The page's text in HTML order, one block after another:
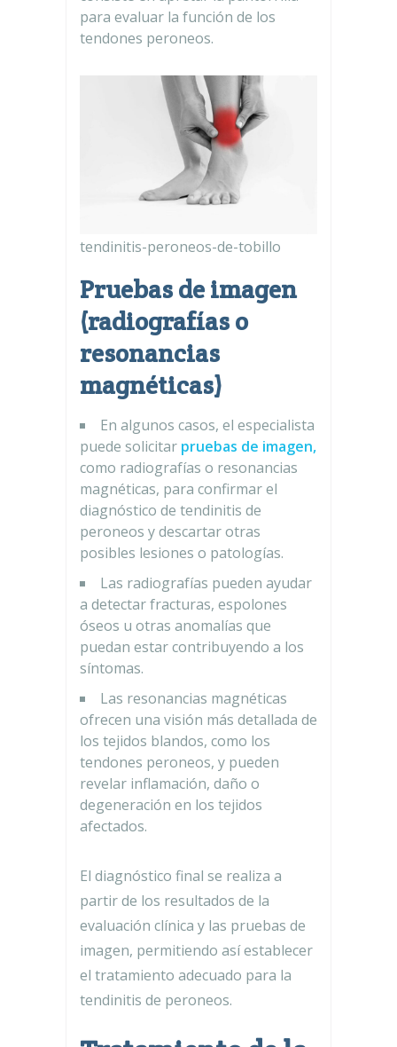
para evaluar la función de los
tendones peroneos.
tendinitis-peroneos-de-tobillo
Pruebas de imagen
(radiografías o
resonancias
magnéticas)
En algunos casos, el especialista
puede solicitar pruebas de imagen,
como radiografías o resonancias
magnéticas, para confirmar el
diagnóstico de tendinitis de
peroneos y descartar otras
posibles lesiones o patologías.
Las radiografías pueden ayudar
a detectar fracturas, espolones
óseos u otras anomalías que
puedan estar contribuyendo a los
síntomas.
Las resonancias magnéticas
ofrecen una visión más detallada de
los tejidos blandos, como los
tendones peroneos, y pueden
revelar inflamación, daño o
degeneración en los tejidos
afectados.
El diagnóstico final se realiza a
partir de los resultados de la
evaluación clínica y las pruebas de
imagen, permitiendo así establecer
el tratamiento adecuado para la
tendinitis de peroneos.